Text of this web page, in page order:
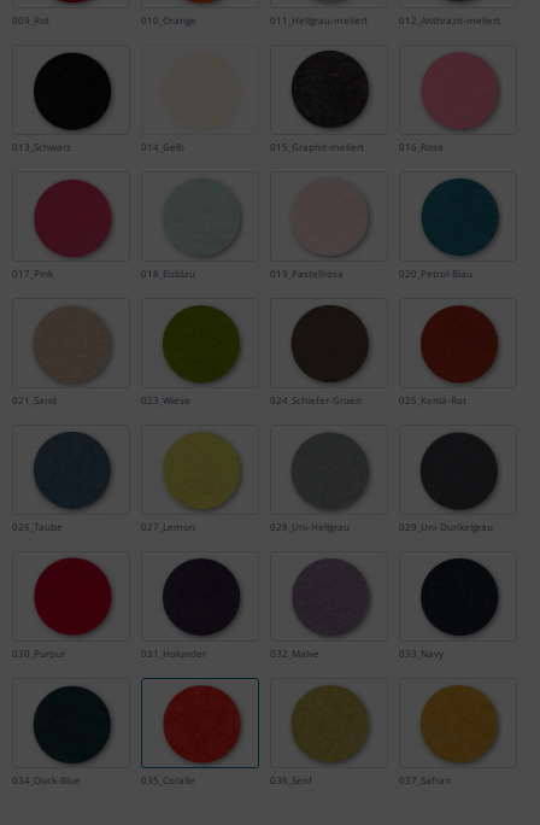
009_Rot 010_Orange 011_Hellgrau-meliert 012_Anthrazit-meliert
013_Schwarz 014_Gelb 015_Graphit-meliert 016_Rosa
017_Pink 018_Eisblau 019_Pastellrosa 020_Petrol-Blau
021_Sand 023_Wiese 024_Schiefer-Gruen 025_Kenia-Rot
026_Taube 027_Lemon 028_Uni-Hellgrau 029_Uni-Dunkelgrau
030_Purpur 031_Holunder 032_Malve 033_Navy
034_Duck-Blue 035_Coralle 036_Senf 037_Safran